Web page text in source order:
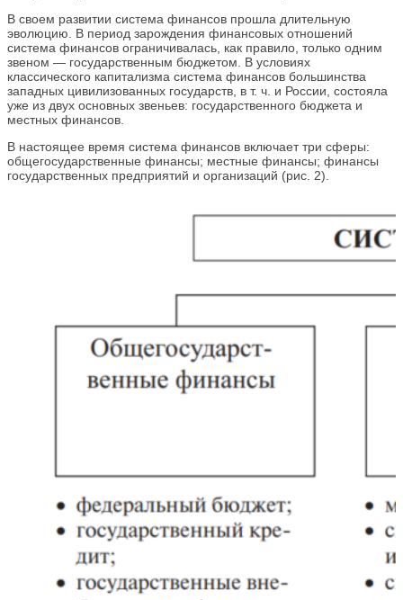
В своем развитии система финансов прошла длительную
эволюцию. В период зарождения финансовых отношений
система финансов ограничивалась, как правило, только одним
звеном — государственным бюджетом. В условиях
классического капитализма система финансов большинства
западных цивилизованных государств, в т. ч. и России, состояла
уже из двух основных звеньев: государственного бюджета и
местных финансов.
В настоящее время система финансов включает три сферы:
общегосударственные финансы; местные финансы; финансы
государственных предприятий и организаций (рис. 2).